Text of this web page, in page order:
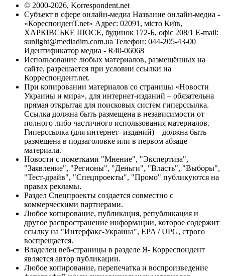
© 2000-2026, Korrespondent.net
Субъект в сфере онлайн-медиа Название онлайн-медиа -
«КореспонденТ.net» Адрес: 02091, місто Київ,
ХАРКІВСЬКЕ ШОСЕ, будинок 172-Б, офіс 208/1 E-mail:
sunlight@mediadim.com.ua Телефон: 044-205-43-00
Идентификатор медиа - R40-06068
Использование любых материалов, размещённых на
сайте, разрешается при условии ссылки на
Корреспондент.net.
При копировании материалов со страницы «Новости
Украины и мира», для интернет-изданий – обязательна
прямая открытая для поисковых систем гиперссылка.
Ссылка должна быть размещена в независимости от
полного либо частичного использования материалов.
Гиперссылка (для интернет- изданий) – должна быть
размещена в подзаголовке или в первом абзаце
материала.
Новости с пометками "Мнение", "Экспертиза",
"Заявление", "Регионы", "Деньги", "Власть", "Выборы",
"Тест-драйв", "Спецпроекты", "Промо" публикуются на
правах рекламы.
Раздел Спецпроекты создается совместно с
коммерческими партнерами.
Любое копирование, публикация, републикация и
другое распространение информации, которое содержит
ссылку на "Интерфакс-Украина", EPA / UPG, строго
воспрещается.
Владелец веб-страницы в разделе Я- Корреспондент
является автор публикации.
Любое копирование, перепечатка и воспроизведение